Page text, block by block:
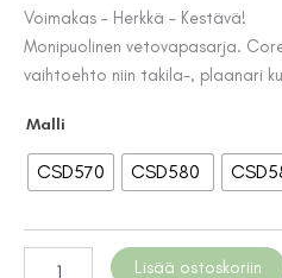
-
Voimakas – Herkkä – Kestävä!
Monipuolinen vetovapasarja.
vaihtoehto niin takila-, plaanari
Malli
CSD570 CSD580
Lisää ostoskoriin